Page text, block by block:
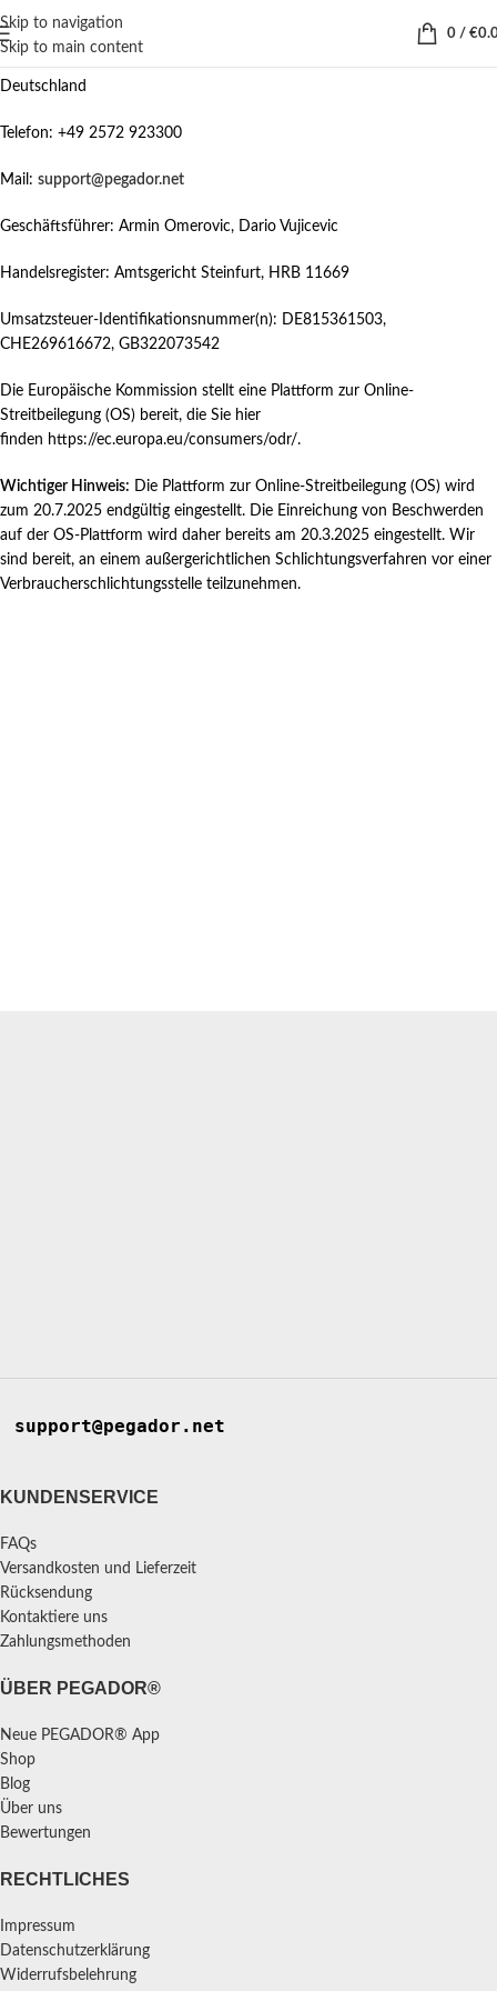
Skip to navigation
Skip to main content
0 / €
Hollefeldstraße 16
Deutschland
Telefon: +49 2572 923300
Mail: support@pegador.net
Geschäftsführer: Armin Omerovic, Dario Vujicevic
Handelsregister: Amtsgericht Steinfurt, HRB 11669
Umsatzsteuer-Identifikationsnummer(n): DE815361503,
CHE269616672, GB322073542
Die Europäische Kommission stellt eine Plattform zur Online-
Streitbeilegung (OS) bereit, die Sie hier
finden https://ec.europa.eu/consumers/odr/.
Wichtiger Hinweis: Die Plattform zur Online-Streitbeilegung (OS) wird
zum 20.7.2025 endgültig eingestellt. Die Einreichung von Beschwerden
auf der OS-Plattform wird daher bereits am 20.3.2025 eingestellt. Wir
sind bereit, an einem außergerichtlichen Schlichtungsverfahren vor einer
Verbraucherschlichtungsstelle teilzunehmen.
support@pegador.net
KUNDENSERVICE
FAQs
Versandkosten und Lieferzeit
Rücksendung
Kontaktiere uns
Zahlungsmethoden
ÜBER PEGADOR®
Neue PEGADOR® App
Shop
Blog
Über uns
Bewertungen
RECHTLICHES
Impressum
Datenschutzerklärung
Widerrufsbelehrung